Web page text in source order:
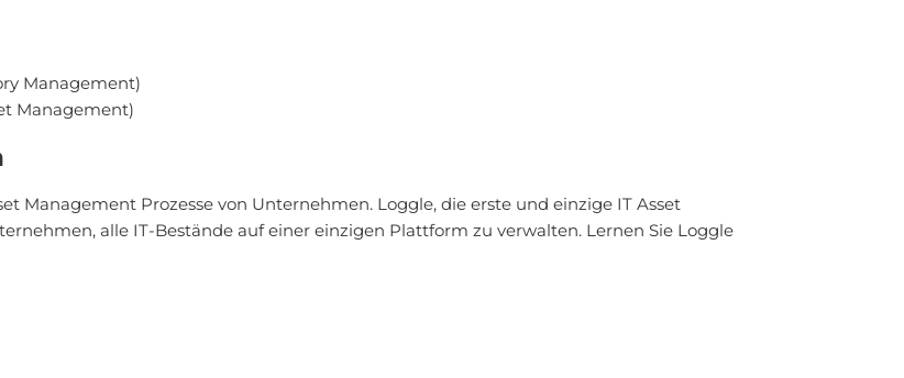
Management)
Management)
Management Prozesse von Unternehmen. Loggle, die erste und einzige IT Asset
alle IT-Bestände auf einer einzigen Plattform zu verwalten. Lernen Sie Loggle